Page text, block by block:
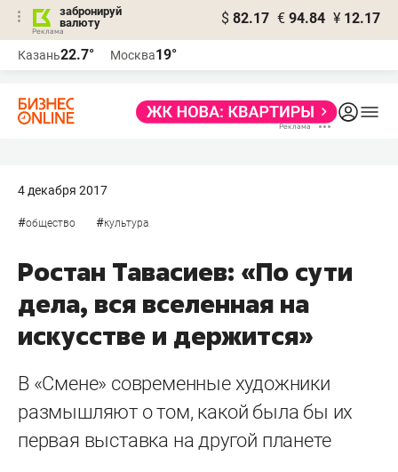
забронируй
валюту
$ 82.17 € 94.84 ¥ 12.17
Казань22.7° Москва19°
4 декабря 2017
#общество #культура
Ростан Тавасиев: «По сути
дела, вся вселенная на
искусстве и держится»
В «Смене» современные художники
размышляют о том, какой была бы их
первая выставка на другой планете